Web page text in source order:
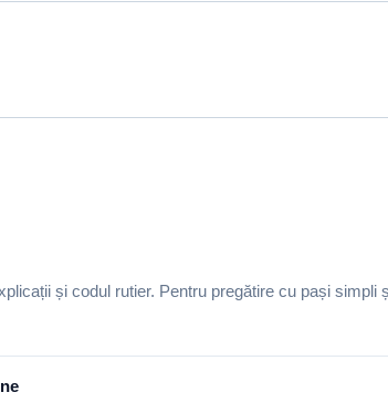
și codul rutier. Pentru pregătire cu pași simpli